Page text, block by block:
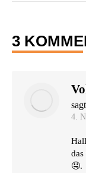
3
4.
🤤.